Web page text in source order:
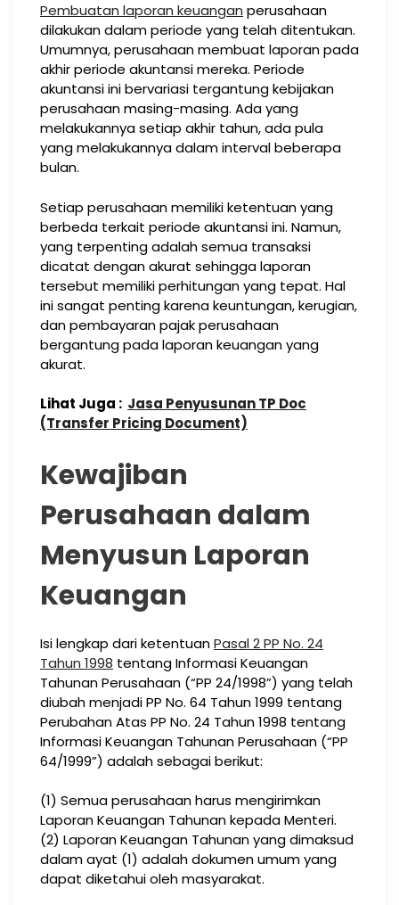
Pembuatan laporan keuangan perusahaan
dilakukan dalam periode yang telah ditentukan.
Umumnya, perusahaan membuat laporan pada
akhir periode akuntansi mereka. Periode
akuntansi ini bervariasi tergantung kebijakan
perusahaan masing-masing. Ada yang
melakukannya setiap akhir tahun, ada pula
yang melakukannya dalam interval beberapa
bulan.
Setiap perusahaan memiliki ketentuan yang
berbeda terkait periode akuntansi ini. Namun,
yang terpenting adalah semua transaksi
dicatat dengan akurat sehingga laporan
tersebut memiliki perhitungan yang tepat. Hal
ini sangat penting karena keuntungan, kerugian,
dan pembayaran pajak perusahaan
bergantung pada laporan keuangan yang
akurat.
Lihat Juga : Jasa Penyusunan TP Doc
(Transfer Pricing Document)
Kewajiban
Perusahaan dalam
Menyusun Laporan
Keuangan
Isi lengkap dari ketentuanPasal 2 PP No. 24
Tahun 1998 tentang Informasi Keuangan
Tahunan Perusahaan (“PP 24/1998”) yang telah
diubah menjadi PP No. 64 Tahun 1999 tentang
Perubahan Atas PP No. 24 Tahun 1998 tentang
Informasi Keuangan Tahunan Perusahaan (“PP
64/1999”) adalah sebagai berikut:
(1) Semua perusahaan harus mengirimkan
Laporan Keuangan Tahunan kepada Menteri.
(2) Laporan Keuangan Tahunan yang dimaksud
dalam ayat (1) adalah dokumen umum yang
dapat diketahui oleh masyarakat.